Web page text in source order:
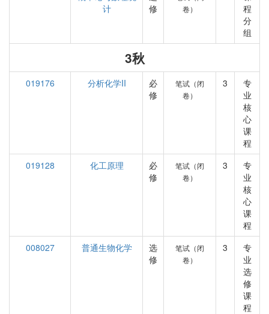
计
修
卷）
程
分
组
3秋
019176 分析化学II
必
修
笔试（闭
卷）
3
专
业
核
心
课
程
019128
化工原理
必
修
笔试（闭
卷）
3
专
业
核
心
课
程
008027
普通生物化学
选
修
笔试（闭
卷）
3
专
业
选
修
课
程